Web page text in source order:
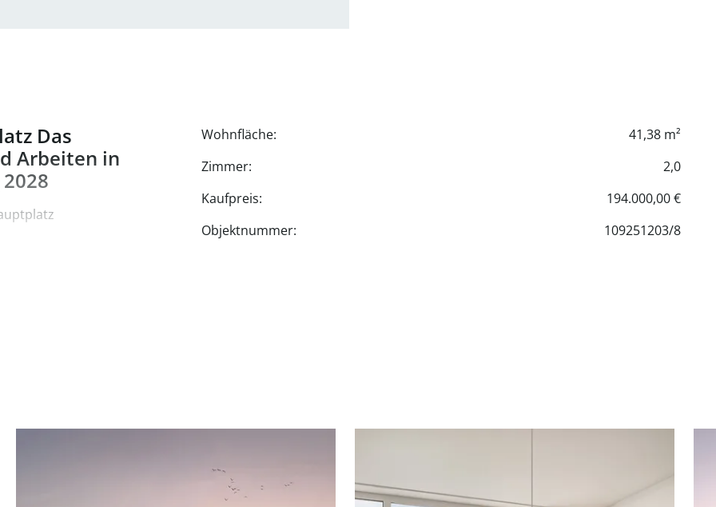
Das
Arbeiten in
Wohnfläche:
41,38 m²
Zimmer:
2,0
Kaufpreis:
194.000,00 €
Objektnummer:
109251203/8